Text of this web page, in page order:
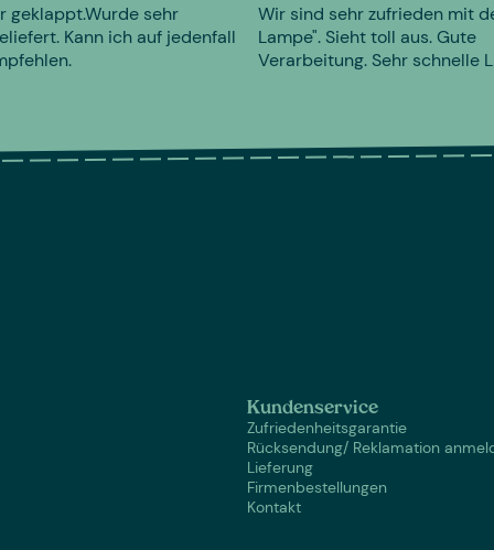
geklappt.Wurde sehr
Kann ich auf jedenfall
Wir sind sehr zufrieden mit
Lampe". Sieht toll aus. Gute
Verarbeitung. Sehr schnelle
Kundenservice
Zufriedenheitsgarantie
Rücksendung/ Reklamation
Lieferung
Firmenbestellungen
Kontakt